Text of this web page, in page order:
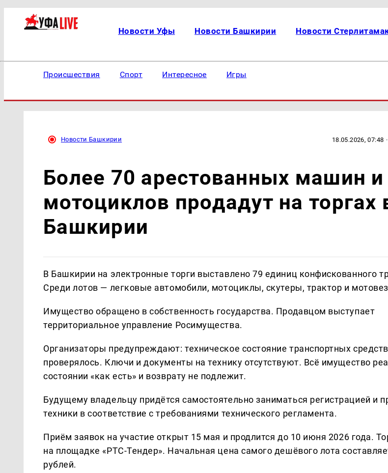
Новости Уфы Новости Башкирии Новости
Происшествия Спорт Интересное Игры
Новости Башкирии 18.05.2026, 07:48 ·
Более 70 арестованных машин и
мотоциклов продадут на торгах
Башкирии
В Башкирии на электронные торги выставлено 79 единиц конфискованного
Среди лотов — легковые автомобили, мотоциклы, скутеры, трактор и
Имущество обращено в собственность государства. Продавцом выступает
территориальное управление Росимущества.
Организаторы предупреждают: техническое состояние транспортных
проверялось. Ключи и документы на технику отсутствуют. Всё имущество
состоянии «как есть» и возврату не подлежит.
Будущему владельцу придётся самостоятельно заниматься регистрацией и
техники в соответствие с требованиями технического регламента.
Приём заявок на участие открыт 15 мая и продлится до 10 июня 2026 года.
на площадке «РТС-Тендер». Начальная цена самого дешёвого лота
рублей.